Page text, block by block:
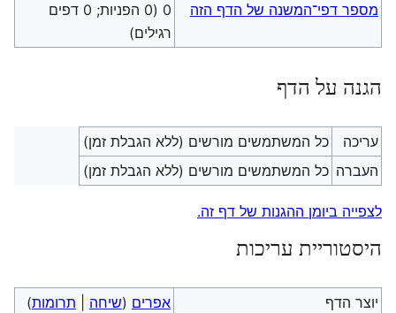
מספר דפי־המשנה של הדף הזה
0 (0 הפניות; 0 דפים
רגילים)
הגנה על הדף
עריכה
כל המשתמשים מורשים (ללא הגבלת זמן)
העברה כל המשתמשים מורשים (ללא הגבלת זמן)
לצפייה ביומן ההגנות של דף זה.
היסטוריית עריכות
יוצר הדף אפרים (שיחה תרומות)